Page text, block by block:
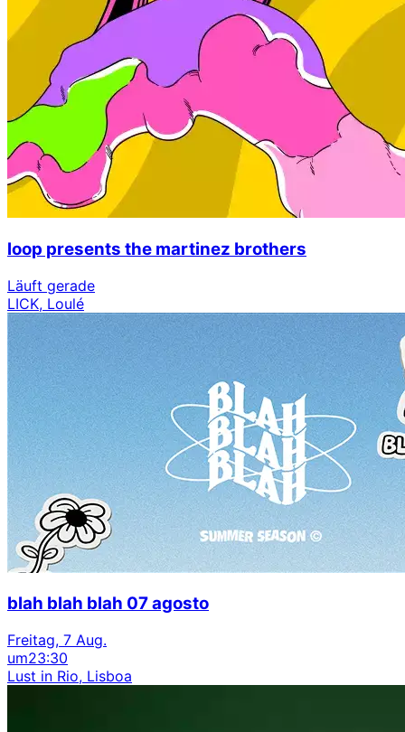
loop presents the martinez brothers
Läuft gerade
LICK, Loulé
blah blah blah 07 agosto
Freitag, 7 Aug.
um23:30
Lust in Rio, Lisboa